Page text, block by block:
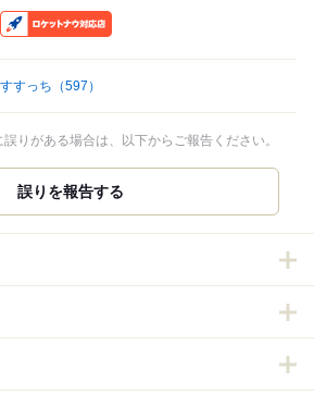
すすっち （597）
りがある場合は、以下からご報告ください。
誤りを報告する